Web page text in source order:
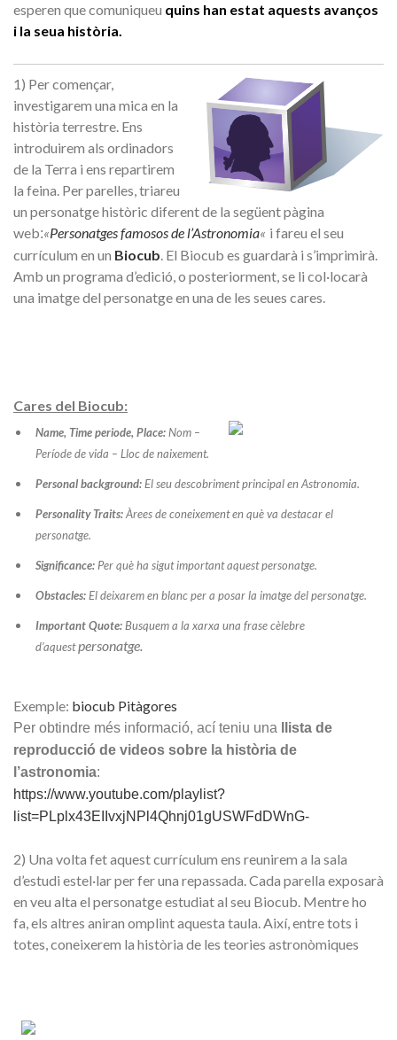
esperen que comuniqueu quins han estat aquests avanços
i la seua història.
1) Per començar,
investigarem una mica en la
història terrestre. Ens
introduirem als ordinadors
de la Terra i ens repartirem
la feina. Per parelles, triareu
un personatge històric diferent de la següent pàgina
web:«Personatges famosos de l’Astronomia« i fareu el seu
currículum en un Biocub. El Biocub es guardarà i s’imprimirà.
Amb un programa d’edició, o posteriorment, se li col·locarà
una imatge del personatge en una de les seues cares.
Cares del Biocub:
Name, Time periode, Place:Nom –
Període de vida – Lloc de naixement.
Personal background:El seu descobriment principal en Astronomia.
Personality Traits:Àrees de coneixement en què va destacar el
personatge.
Significance:Per què ha sigut important aquest personatge.
Obstacles:El deixarem en blanc per a posar la imatge del personatge.
Important Quote:Busquem a la xarxa una frase cèlebre
d’aquestpersonatge.
Exemple: biocub Pitàgores
Per obtindre més informació, ací teniu una
llista de
reproducció de videos sobre la història de
l’astronomia:
https://www.youtube.com/playlist?
list=PLplx43EIIvxjNPl4Qhnj01gUSWFdDWnG-
2) Una volta fet aquest currículum ens reunirem a la sala
d’estudi estel·lar per fer una repassada. Cada parella exposarà
en veu alta el personatge estudiat al seu Biocub. Mentre ho
fa, els altres aniran omplint aquesta taula. Així, entre tots i
totes, coneixerem la història de les teories astronòmiques